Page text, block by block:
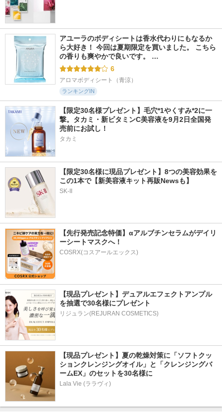
アユーラのボディシートは香水代わりにもなるか
ら大好き！ 今回は夏期限定を買いました。 こちら
の香りも爽やかで良いです。 …
6
アロマボディシート（青涼）
ランキングIN
【限定30名様プレゼント】毛穴*1やくすみ*2に一
撃。タカミ・新ビタミンC美容液を9月2日全国発
売前にお試し！
タカミ
【限定30名様に現品プレゼント】8つの美容効果を
この1本で【新美容液キット再販Newsも】
SK-II
【先行発売記念特価】αアルブチンセラムがデイリ
ーシートマスクへ！
COSRX(コスアールエックス)
【現品プレゼント】デュアルエフェクトアンプル
を抽選で30名様にプレゼント
リジュラン(REJURAN COSMETICS)
【現品プレゼント】夏の乾燥対策に「ソフトクッ
ションクレンジングオイル」と「クレンジングバ
ームEX」のセットを30名様に
Lala Vie (ララヴィ)